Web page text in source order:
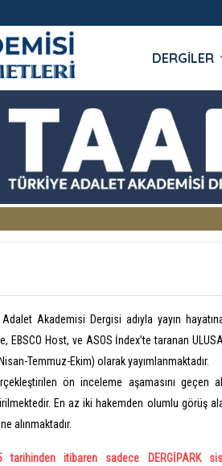
DERGİLER
Adalet Akademisi Dergisi adıyla yayın
EBSCO Host, ve ASOS İndex’te taranan
Temmuz-Ekim) olarak yayımlanmaktadır.
ön inceleme aşamasını geçen
En az iki hakemden olumlu görüş
alınmaktadır.
tarihinden itibaren sadece DERGİPARK